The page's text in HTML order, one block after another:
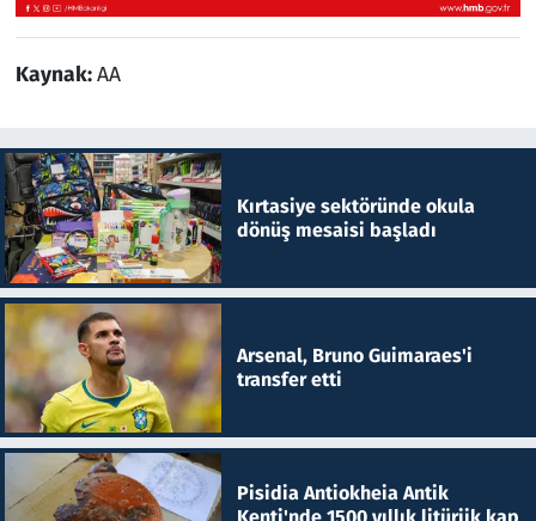
Kaynak:AA
Kırtasiye sektöründe okula
dönüş mesaisi başladı
Arsenal, Bruno Guimaraes'i
transfer etti
Pisidia Antiokheia Antik